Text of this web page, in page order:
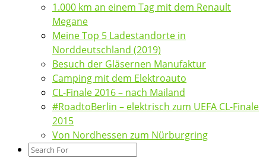
1.000 km an einem Tag mit dem Renault
Megane
Meine Top 5 Ladestandorte in
Norddeutschland (2019)
Besuch der Gläsernen Manufaktur
Camping mit dem Elektroauto
CL-Finale 2016 – nach Mailand
#RoadtoBerlin – elektrisch zum UEFA CL-Finale
2015
Von Nordhessen zum Nürburgring
Search